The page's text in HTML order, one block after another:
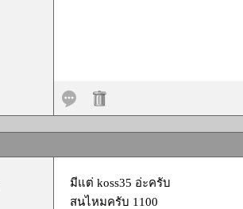
มีแต่ koss35 อ่ะครับ
สนไหมครับ 1100